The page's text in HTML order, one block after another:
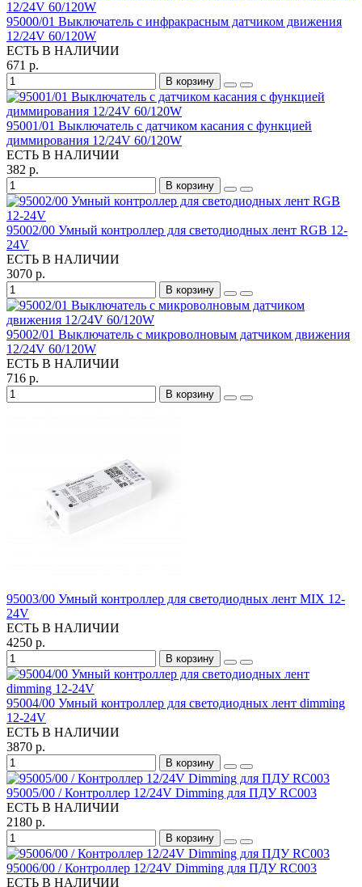
95000/01 Выключатель с инфракрасным датчиком движения
12/24V 60/120W
ЕСТЬ В НАЛИЧИИ
671 р.
В корзину
95001/01 Выключатель с датчиком касания с функцией
диммирования 12/24V 60/120W
ЕСТЬ В НАЛИЧИИ
382 р.
В корзину
95002/00 Умный контроллер для светодиодных лент RGB 12-
24V
ЕСТЬ В НАЛИЧИИ
3070 р.
В корзину
95002/01 Выключатель с микроволновым датчиком движения
12/24V 60/120W
ЕСТЬ В НАЛИЧИИ
716 р.
В корзину
95003/00 Умный контроллер для светодиодных лент MIX 12-
24V
ЕСТЬ В НАЛИЧИИ
4250 р.
В корзину
95004/00 Умный контроллер для светодиодных лент dimming
12-24V
ЕСТЬ В НАЛИЧИИ
3870 р.
В корзину
95005/00 / Контроллер 12/24V Dimming для ПДУ RC003
ЕСТЬ В НАЛИЧИИ
2180 р.
В корзину
95006/00 / Контроллер 12/24V Dimming для ПДУ RC003
ЕСТЬ В НАЛИЧИИ